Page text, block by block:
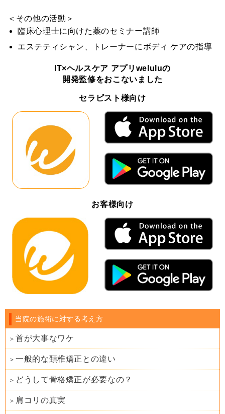
＜その他の活動＞
臨床心理士に向けた薬のセミナー講師
エステティシャン、トレーナーにボディ ケアの指導
IT×ヘルスケア アプリweluluの
開発監修をおこないました
セラピスト様向け
お客様向け
当院の施術に対する考え方
首が大事なワケ
一般的な頚椎矯正との違い
どうして骨格矯正が必要なの？
肩コリの真実